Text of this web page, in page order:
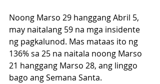
Noong Marso 29 hanggang Abril 5,
may naitalang 59 na mga insidente
ng pagkalunod. Mas mataas ito ng
136% sa 25 na naitala noong Marso
21 hanggang Marso 28, ang linggo
bago ang Semana Santa.